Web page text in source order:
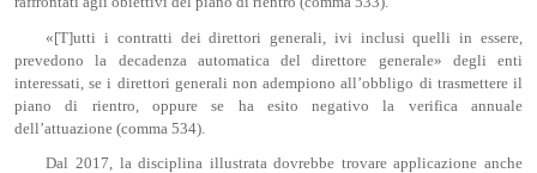
«[T]utti i contratti dei direttori generali, ivi inclusi quelli in essere,
prevedono la decadenza automatica del direttore generale» degli enti
interessati, se i direttori generali non adempiono all’obbligo di trasmettere il
piano di rientro, oppure se ha esito negativo la verifica annuale
dell’attuazione (comma 534).
Dal 2017, la disciplina illustrata dovrebbe trovare applicazione anche